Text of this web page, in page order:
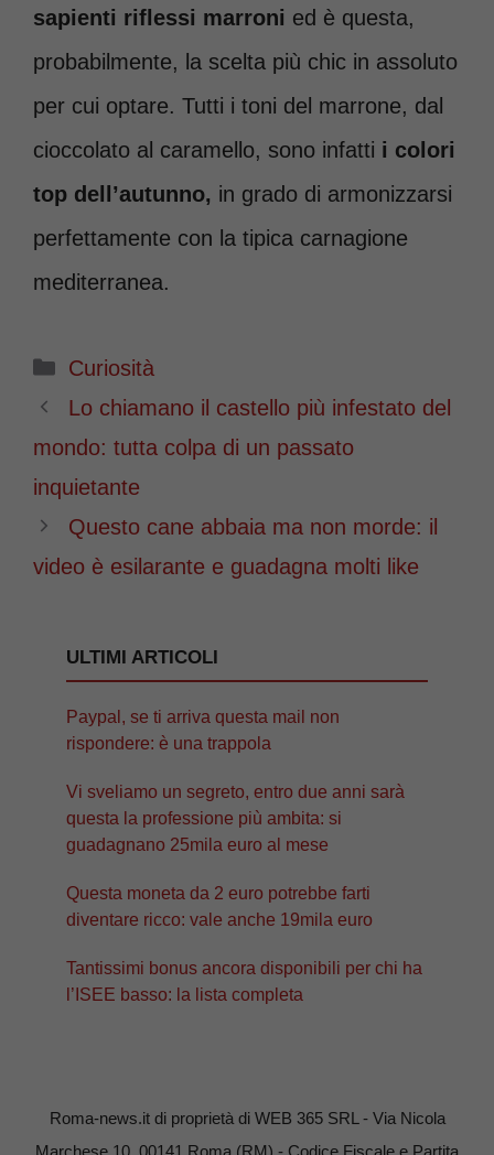
sapienti riflessi marroni ed è questa,
probabilmente, la scelta più chic in assoluto
per cui optare. Tutti i toni del marrone, dal
cioccolato al caramello, sono infatti i colori
top dell’autunno, in grado di armonizzarsi
perfettamente con la tipica carnagione
mediterranea.
Categorie
Curiosità
Lo chiamano il castello più infestato del
mondo: tutta colpa di un passato
inquietante
Questo cane abbaia ma non morde: il
video è esilarante e guadagna molti like
ULTIMI ARTICOLI
Paypal, se ti arriva questa mail non
rispondere: è una trappola
Vi sveliamo un segreto, entro due anni sarà
questa la professione più ambita: si
guadagnano 25mila euro al mese
Questa moneta da 2 euro potrebbe farti
diventare ricco: vale anche 19mila euro
Tantissimi bonus ancora disponibili per chi ha
l’ISEE basso: la lista completa
Roma-news.it di proprietà di WEB 365 SRL - Via Nicola
Marchese 10, 00141 Roma (RM) - Codice Fiscale e Partita